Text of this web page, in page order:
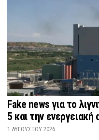
Fake news για το
5 και την
1 ΑΥΓΟΎΣΤΟΥ 2026